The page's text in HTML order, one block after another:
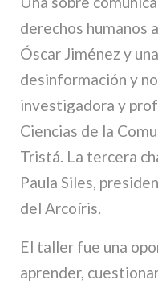
derechos humanos
Óscar Jiménez y
desinformación y
investigadora y
Ciencias de la
Tristá. La tercera
Paula Siles,
del Arcoíris.
El taller fue una
aprender,